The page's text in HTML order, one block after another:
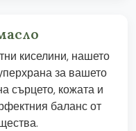
киселини, нашето
за вашето
сърцето, кожата и
баланс от